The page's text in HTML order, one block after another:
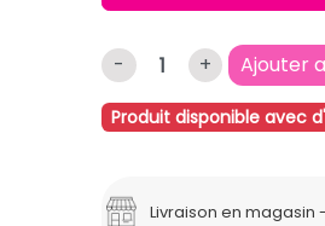
- + Ajouter
Produit disponible avec
Livraison en magasin